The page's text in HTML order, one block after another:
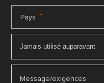
Pays *
Message/exigences